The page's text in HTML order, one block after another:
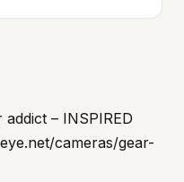
– INSPIRED
cameras/gear-